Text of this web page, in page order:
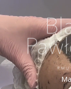
do
treści